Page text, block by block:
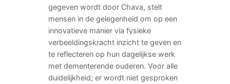
gegeven wordt door Chava, stelt
mensen in de gelegenheid om op een
innovatieve manier via fysieke
verbeeldingskracht inzicht te geven en
te reflecteren op hun dagelijkse werk
met dementerende ouderen. Voor alle
duidelijkheid; er wordt niet gesproken